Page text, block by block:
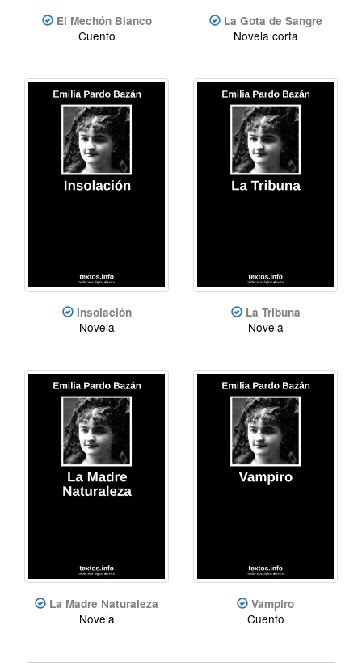
El Mechón Blanco
Cuento
La Gota de Sangre
Novela corta
Insolación
Novela
La Tribuna
Novela
La Madre Naturaleza
Novela
Vampiro
Cuento